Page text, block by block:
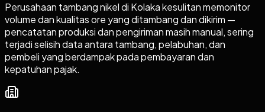
Perusahaan tambang nikel di Kolaka kesulitan memonitor
volume dan kualitas ore yang ditambang dan dikirim —
pencatatan produksi dan pengiriman masih manual, sering
terjadi selisih data antara tambang, pelabuhan, dan
pembeli yang berdampak pada pembayaran dan
kepatuhan pajak.